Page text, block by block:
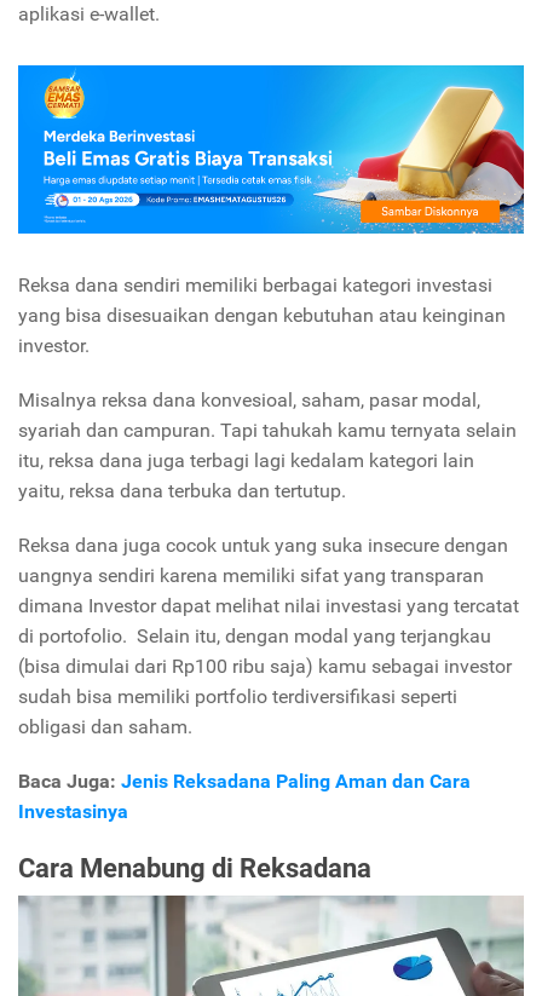
aplikasi e-wallet.
Reksa dana sendiri memiliki berbagai kategori investasi
yang bisa disesuaikan dengan kebutuhan atau keinginan
investor.
Misalnya reksa dana konvesioal, saham, pasar modal,
syariah dan campuran. Tapi tahukah kamu ternyata selain
itu, reksa dana juga terbagi lagi kedalam kategori lain
yaitu, reksa dana terbuka dan tertutup.
Reksa dana juga cocok untuk yang suka insecure dengan
uangnya sendiri karena memiliki sifat yang transparan
dimana Investor dapat melihat nilai investasi yang tercatat
di portofolio. Selain itu, dengan modal yang terjangkau
(bisa dimulai dari Rp100 ribu saja) kamu sebagai investor
sudah bisa memiliki portfolio terdiversifikasi seperti
obligasi dan saham.
Baca Juga: Jenis Reksadana Paling Aman dan Cara
Investasinya
Cara Menabung di Reksadana